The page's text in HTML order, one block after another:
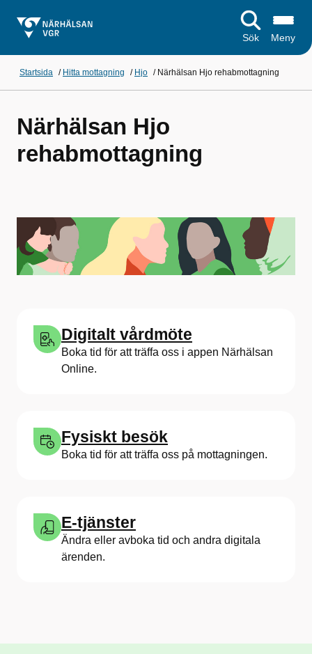
Sök Meny
Startsida / Hitta mottagning / Hjo / Närhälsan Hjo rehabmottagning
Närhälsan Hjo
rehabmottagning
Digitalt vårdmöte
Boka tid för att träffa oss i appen Närhälsan
Online.
Fysiskt besök
Boka tid för att träffa oss på mottagningen.
E-tjänster
Ändra eller avboka tid och andra digitala
ärenden.